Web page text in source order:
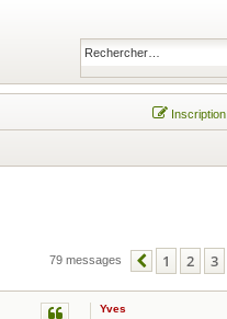
Inscription
79 messages Précédent
1 2 3
Yves